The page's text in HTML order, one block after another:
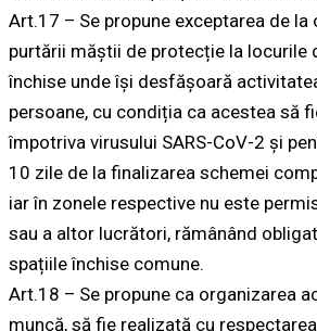
Art.17 – Se propune exceptarea de
purtării măștii de protecție la locurile
închise unde își desfășoară
persoane, cu condiția ca acestea să
împotriva virusului SARS-CoV-2 și
10 zile de la finalizarea schemei
iar în zonele respective nu este
sau a altor lucrători, rămânând
spațiile închise comune.
Art.18 – Se propune ca organizarea
muncă, să fie realizată cu